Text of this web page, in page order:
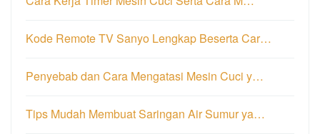
Kode Remote TV Sanyo Lengkap Beserta Car…
Penyebab dan Cara Mengatasi Mesin Cuci y…
Tips Mudah Membuat Saringan Air Sumur ya…